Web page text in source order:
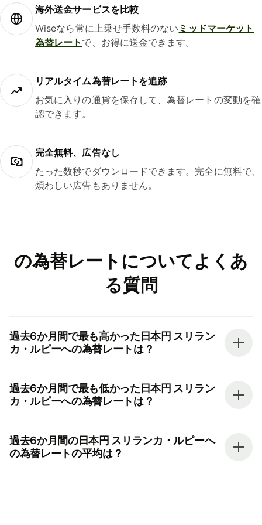
海外送金サービスを比較
Wiseなら常に上乗せ手数料のない ミッドマーケット
為替レート で、お得に送金できます。
リアルタイム為替レートを追跡
お気に入りの通貨を保存して、為替レートの変動を確
認できます。
完全無料、広告なし
たった数秒でダウンロードできます。完全に無料で、
煩わしい広告もありません。
の為替レートについてよくあ
る質問
過去6か月間で最も高かった日本円 スリラン
カ・ルピーへの為替レートは？
過去6か月間で最も低かった日本円 スリラン
カ・ルピーへの為替レートは？
過去6か月間の日本円 スリランカ・ルピーへ
の為替レートの平均は？